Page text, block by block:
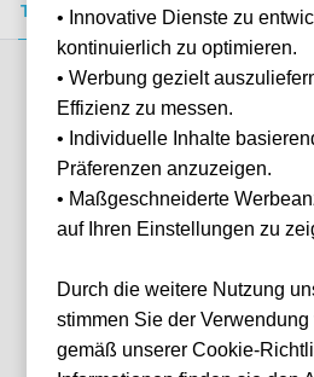
Tickets kaufen Event-Info FAQ
Verfügbare Kategorien (2)
• Innovative Dienste zu
kontinuierlich zu optimieren.
• Werbung gezielt
Effizienz zu messen.
• Individuelle Inhalte
Präferenzen anzuzeigen.
• Maßgeschneiderte
auf Ihren Einstellungen zu
Durch die weitere Nutzung
stimmen Sie der
gemäß unserer Cookie-